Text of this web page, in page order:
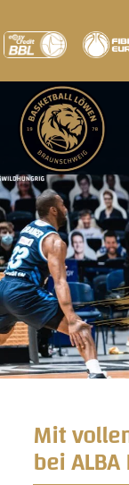
Mit
bei ALBA